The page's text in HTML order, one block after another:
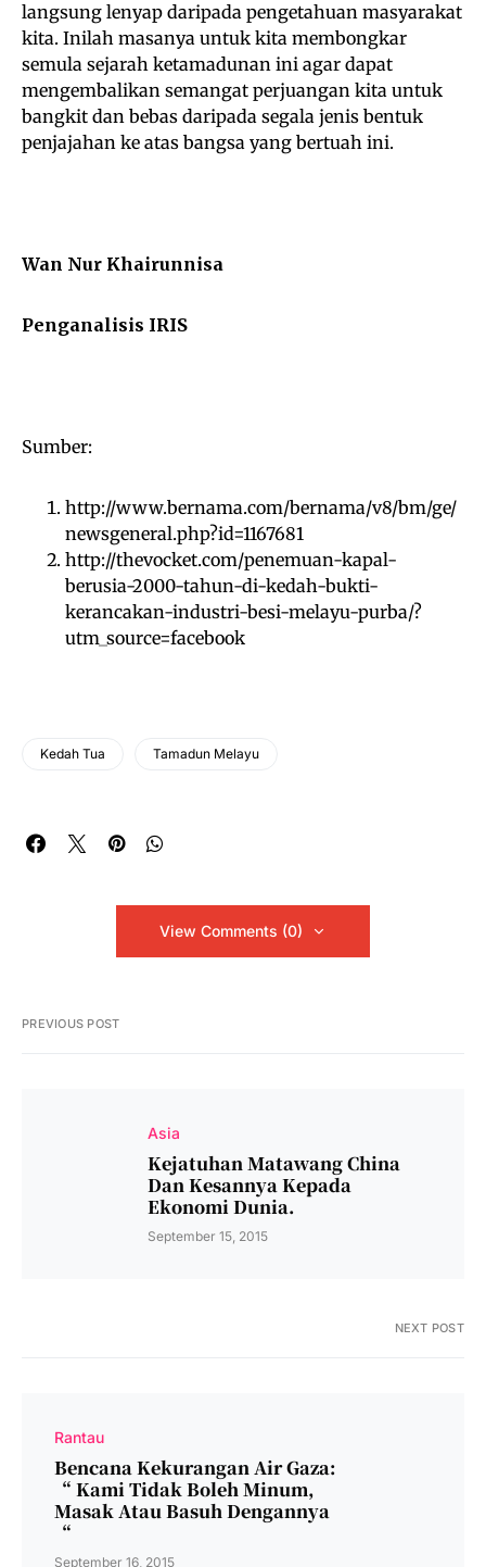
langsung lenyap daripada pengetahuan masyarakat
kita. Inilah masanya untuk kita membongkar
semula sejarah ketamadunan ini agar dapat
mengembalikan semangat perjuangan kita untuk
bangkit dan bebas daripada segala jenis bentuk
penjajahan ke atas bangsa yang bertuah ini.
Wan Nur Khairunnisa
Penganalisis IRIS
Sumber:
http://www.bernama.com/bernama/v8/bm/ge/
newsgeneral.php?id=1167681
http://thevocket.com/penemuan-kapal-
berusia-2000-tahun-di-kedah-bukti-
kerancakan-industri-besi-melayu-purba/?
utm_source=facebook
Kedah Tua Tamadun Melayu
View Comments (0)
PREVIOUS POST
Asia
Kejatuhan Matawang China
Dan Kesannya Kepada
Ekonomi Dunia.
September 15, 2015
NEXT POST
Rantau
Bencana Kekurangan Air Gaza:
“ Kami Tidak Boleh Minum,
Masak Atau Basuh Dengannya
“
September 16, 2015